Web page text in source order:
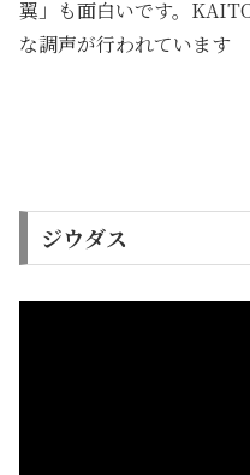
翼」も面白いです。
な調声が行われています
ジウダス